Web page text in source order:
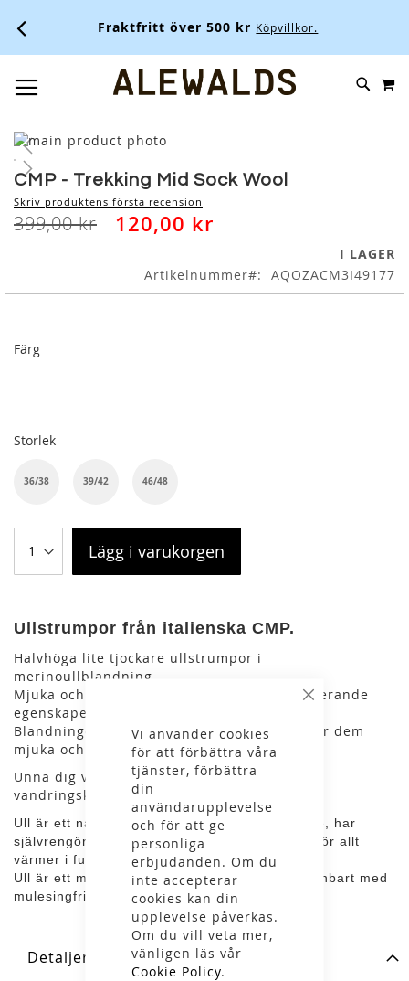
Vi använder cookies
för att förbättra våra
tjänster, förbättra
din
användarupplevelse
och för att ge
personliga
erbjudanden. Om du
inte accepterar
cookies kan din
upplevelse påverkas.
Om du vill veta mer,
vänligen läs vår
Cookie Policy.
Fraktfritt över 500 kr Köpvillkor.
SKIP
Skip
to
the
end
of
the
Skip
to
the
beginning
of
CMP - Trekking Mid Sock Wool
Skriv produktens första recension
399,00 kr 120,00 kr
I LAGER
Artikelnummer
AQOZACM3I49177
Färg
Storlek
36/38 39/42 46/48
Lägg i varukorgen
Ullstrumpor från italienska CMP.
Halvhöga lite tjockare ullstrumpor i
merinoullblandning.
Mjuka och värmande med bra fukttransporterande
egenskaper.
Blandningen av ull, polyamid och elastan gör dem
mjuka och bekväma med en bra passform.
Unna dig vardagsfunktion som även funkar i
vandringskängorna.
Ull är ett naturmaterial som ger en skön värme, har
självrengörande egenskaper och kanske framför allt
värmer i fuktigt tillstånd.
Ull är ett miljövänligt alternativ och vi jobbar enbart med
mulesingfri ull.
Detaljer